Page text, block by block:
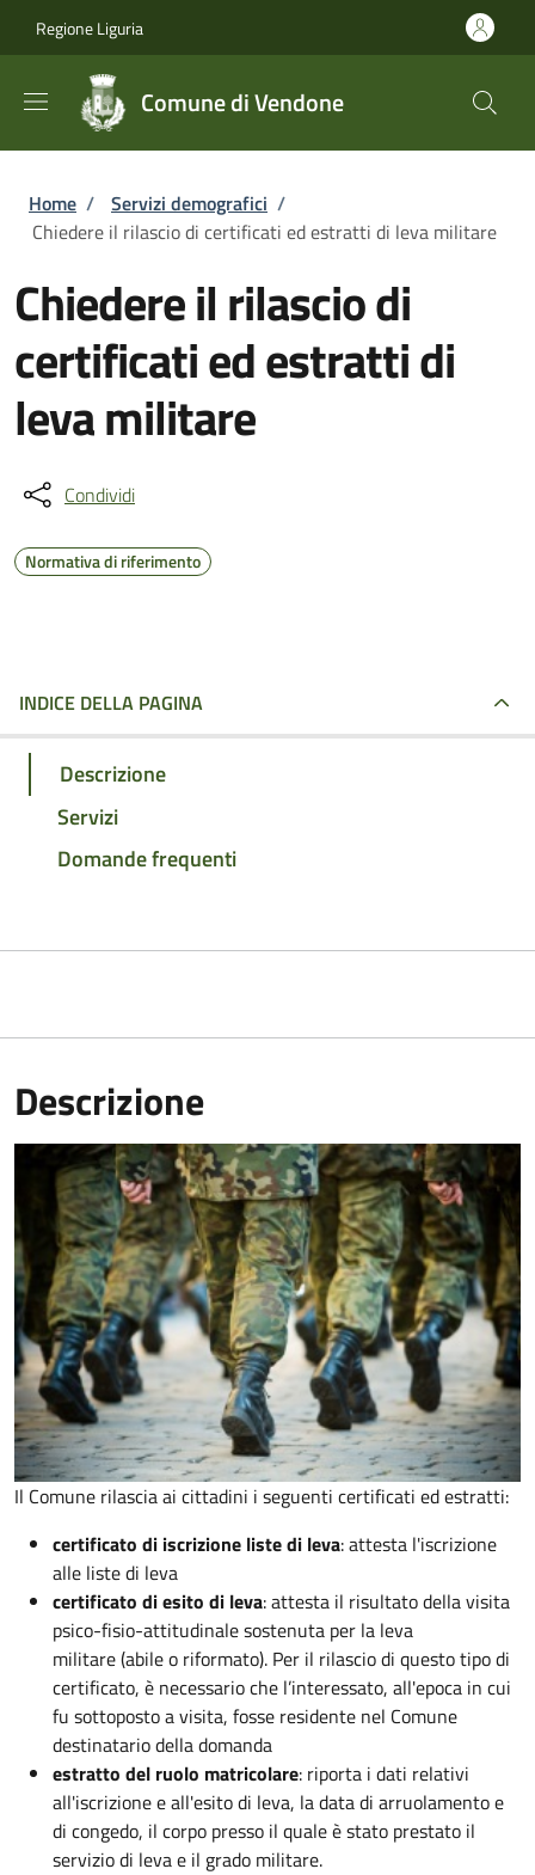
Regione Liguria
Comune di Vendone
Briciole di pane
Home / Servizi demografici /
Chiedere il rilascio di certificati ed estratti di leva militare
Chiedere il rilascio di
certificati ed estratti di
leva militare
Condividi
Normativa di riferimento
INDICE DELLA PAGINA
Descrizione
Servizi
Domande frequenti
Descrizione
Il Comune rilascia ai cittadini i seguenti certificati ed estratti:
certificato di iscrizione liste di leva: attesta l'iscrizione
alle liste di leva
certificato di esito di leva: attesta il risultato della visita
psico-fisio-attitudinale sostenuta per la leva
militare (abile o riformato). Per il rilascio di questo tipo di
certificato, è necessario che l’interessato, all'epoca in cui
fu sottoposto a visita, fosse residente nel Comune
destinatario della domanda
estratto del ruolo matricolare: riporta i dati relativi
all'iscrizione e all'esito di leva, la data di arruolamento e
di congedo, il corpo presso il quale è stato prestato il
servizio di leva e il grado militare.